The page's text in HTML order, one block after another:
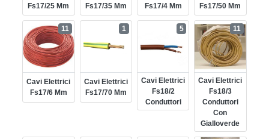
Fs17/25 Mm
Fs17/35 Mm
Fs17/4 Mm
Fs17/50 Mm
Cavi Elettrici
Fs17/6 Mm
11
Cavi Elettrici
Fs17/70 Mm
1
Cavi Elettrici
Fs18/2
Conduttori
5
Cavi Elettrici
Fs18/3
Conduttori
Con
Gialloverde
11